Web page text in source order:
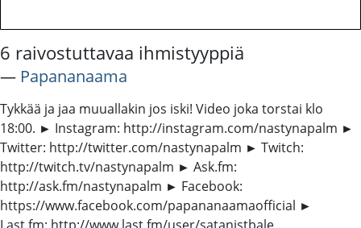
6 raivostuttavaa ihmistyyppiä
― Papananaama
Tykkää ja jaa muuallakin jos iski! Video joka torstai klo
18:00. ► Instagram: http://instagram.com/nastynapalm ►
Twitter: http://twitter.com/nastynapalm ► Twitch:
http://twitch.tv/nastynapalm ► Ask.fm:
http://ask.fm/nastynapalm ► Facebook:
https://www.facebook.com/papananaamaofficial ►